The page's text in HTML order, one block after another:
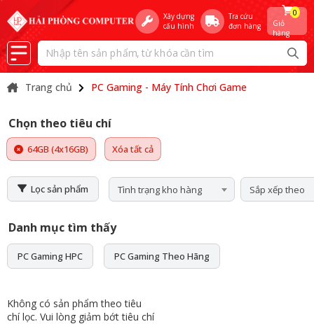
Xây dựng
cấu hình
Tra cứu
đơn hàng
Giỏ
hàng
0
Trang chủ PC Gaming - Máy Tính Chơi Game
Chọn theo tiêu chí
64GB (4x16GB) Xóa tất cả
Lọc sản phẩm Tình trạng kho hàng Sắp xếp theo
Danh mục tìm thấy
PC Gaming HPC PC Gaming Theo Hãng
Không có sản phẩm theo tiêu
chí lọc. Vui lòng giảm bớt tiêu chí